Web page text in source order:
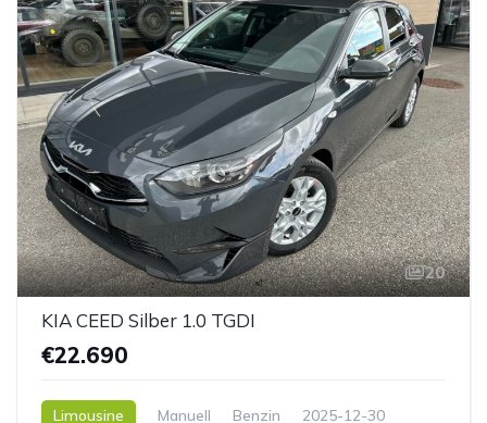
20
KIA CEED Silber 1.0 TGDI
€22.690
Limousine Manuell Benzin
2025-12-30